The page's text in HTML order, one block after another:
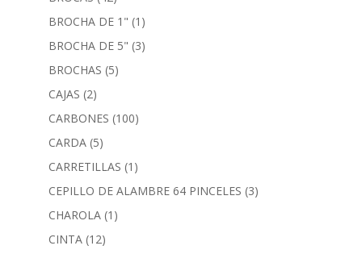
BROCHA DE 1" (1)
BROCHA DE 5" (3)
BROCHAS (5)
CAJAS (2)
CARBONES (100)
CARDA (5)
CARRETILLAS (1)
CEPILLO DE ALAMBRE 64 PINCELES (3)
CHAROLA (1)
CINTA (12)